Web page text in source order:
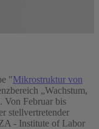
"Mikrostruktur von
„Wachstum,
Von Februar bis
stellvertretender
- Institute of Labor